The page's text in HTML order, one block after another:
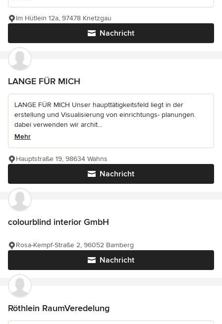
Nachricht
Im Hütlein 12a, 97478 Knetzgau
LANGE FÜR MICH
LANGE FÜR MICH Unser haupttätigkeitsfeld liegt in der
erstellung und Visualisierung von einrichtungs- planungen.
dabei verwenden wir archit...
Mehr
Nachricht
Hauptstraße 19, 98634 Wahns
colourblind interior GmbH
Nachricht
Rosa-Kempf-Straße 2, 96052 Bamberg
Röthlein RaumVeredelung